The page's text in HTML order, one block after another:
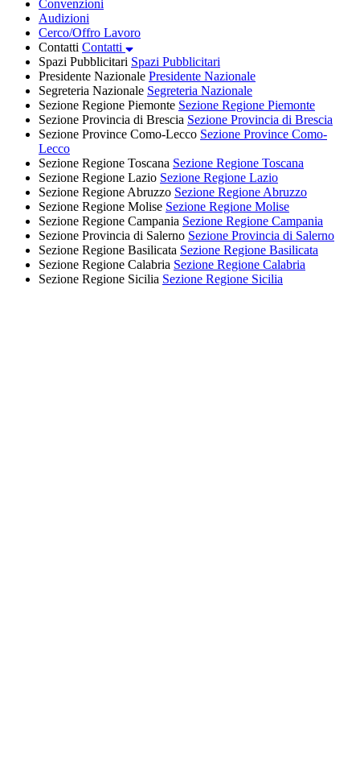
Convenzioni
Audizioni
Cerco/Offro Lavoro
Contatti Contatti
Spazi Pubblicitari Spazi Pubblicitari
Presidente Nazionale Presidente Nazionale
Segreteria Nazionale Segreteria Nazionale
Sezione Regione Piemonte Sezione Regione Piemonte
Sezione Provincia di Brescia Sezione Provincia di Brescia
Sezione Province Como-Lecco Sezione Province Como-
Lecco
Sezione Regione Toscana Sezione Regione Toscana
Sezione Regione Lazio Sezione Regione Lazio
Sezione Regione Abruzzo Sezione Regione Abruzzo
Sezione Regione Molise Sezione Regione Molise
Sezione Regione Campania Sezione Regione Campania
Sezione Provincia di Salerno Sezione Provincia di Salerno
Sezione Regione Basilicata Sezione Regione Basilicata
Sezione Regione Calabria Sezione Regione Calabria
Sezione Regione Sicilia Sezione Regione Sicilia